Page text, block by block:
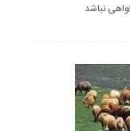
نباشد